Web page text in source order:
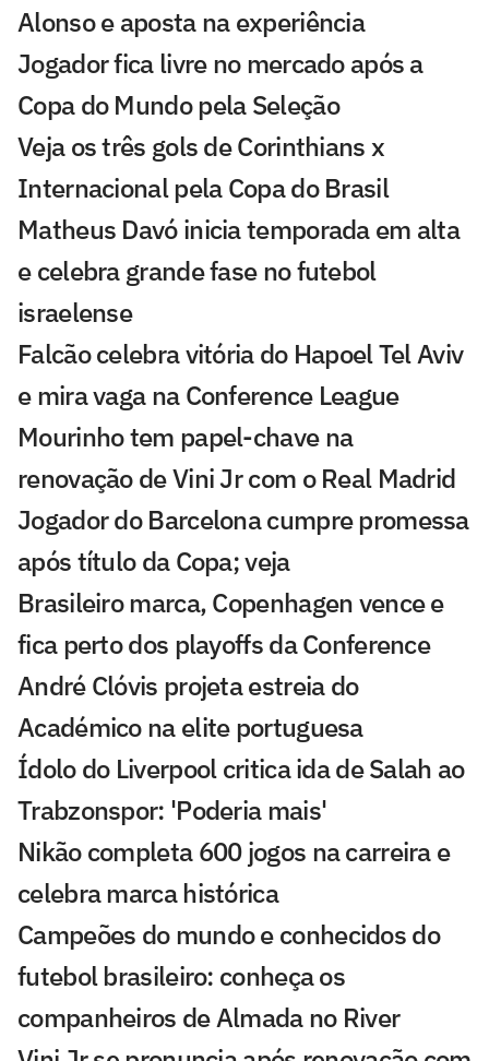
Alonso e aposta na experiência
Jogador fica livre no mercado após a
Copa do Mundo pela Seleção
Veja os três gols de Corinthians x
Internacional pela Copa do Brasil
Matheus Davó inicia temporada em alta
e celebra grande fase no futebol
israelense
Falcão celebra vitória do Hapoel Tel Aviv
e mira vaga na Conference League
Mourinho tem papel-chave na
renovação de Vini Jr com o Real Madrid
Jogador do Barcelona cumpre promessa
após título da Copa; veja
Brasileiro marca, Copenhagen vence e
fica perto dos playoffs da Conference
André Clóvis projeta estreia do
Académico na elite portuguesa
Ídolo do Liverpool critica ida de Salah ao
Trabzonspor: 'Poderia mais'
Nikão completa 600 jogos na carreira e
celebra marca histórica
Campeões do mundo e conhecidos do
futebol brasileiro: conheça os
companheiros de Almada no River